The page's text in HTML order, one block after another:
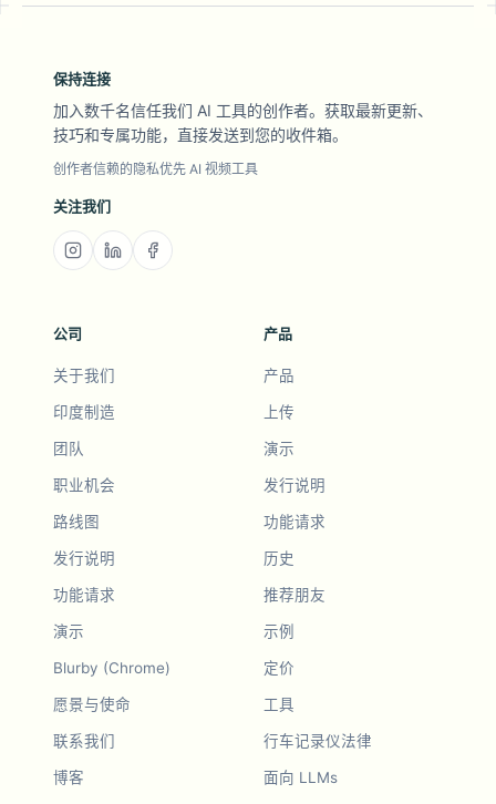
保持连接
加入数千名信任我们 AI 工具的创作者。获取最新更新、
技巧和专属功能，直接发送到您的收件箱。
创作者信赖的隐私优先 AI 视频工具
关注我们
公司
关于我们
印度制造
团队
职业机会
路线图
发行说明
功能请求
演示
Blurby (Chrome)
愿景与使命
联系我们
博客
产品
产品
上传
演示
发行说明
功能请求
历史
推荐朋友
示例
定价
工具
行车记录仪法律
面向 LLMs